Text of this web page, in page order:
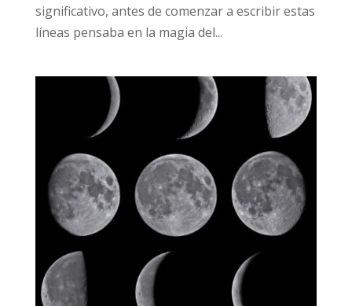
significativo, antes de comenzar a escribir estas
líneas pensaba en la magia del...